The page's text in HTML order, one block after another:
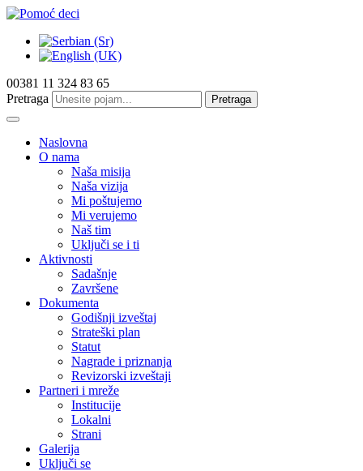
00381 11 324 83 65
Pretraga
Pretraga
Naslovna
O nama
Naša misija
Naša vizija
Mi poštujemo
Mi verujemo
Naš tim
Uključi se i ti
Aktivnosti
Sadašnje
Završene
Dokumenta
Godišnji izveštaj
Strateški plan
Statut
Nagrade i priznanja
Revizorski izveštaji
Partneri i mreže
Institucije
Lokalni
Strani
Galerija
Uključi se